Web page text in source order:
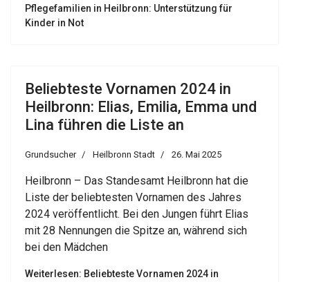
Pflegefamilien in Heilbronn: Unterstützung für
Kinder in Not
Beliebteste Vornamen 2024 in
Heilbronn: Elias, Emilia, Emma und
Lina führen die Liste an
Grundsucher Heilbronn Stadt 26. Mai 2025
Heilbronn – Das Standesamt Heilbronn hat die
Liste der beliebtesten Vornamen des Jahres
2024 veröffentlicht. Bei den Jungen führt Elias
mit 28 Nennungen die Spitze an, während sich
bei den Mädchen
Weiterlesen: Beliebteste Vornamen 2024 in